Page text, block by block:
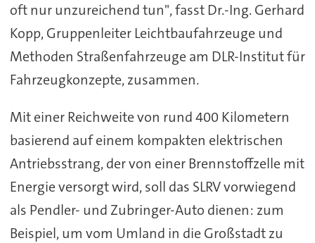
oft nur unzureichend tun", fasst Dr.-Ing. Gerhard
Kopp, Gruppenleiter Leichtbaufahrzeuge und
Methoden Straßenfahrzeuge am DLR-Institut für
Fahrzeugkonzepte, zusammen.
Mit einer Reichweite von rund 400 Kilometern
basierend auf einem kompakten elektrischen
Antriebsstrang, der von einer Brennstoffzelle mit
Energie versorgt wird, soll das SLRV vorwiegend
als Pendler- und Zubringer-Auto dienen: zum
Beispiel, um vom Umland in die Großstadt zu